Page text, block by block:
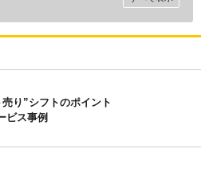
り”シフトのポイント
ビス事例